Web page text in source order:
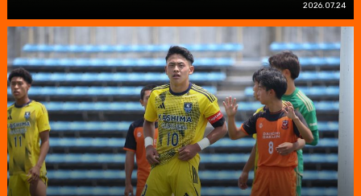
2026.07.24